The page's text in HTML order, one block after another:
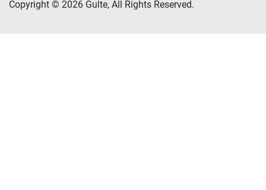
Copyright © 2026 Gulte, All Rights Reserved.